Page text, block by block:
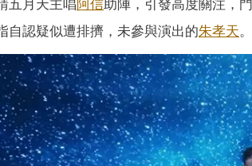
五月天主唱阿信助陣，引發高度關注，
自認疑似遭排擠，未參與演出的朱孝天。